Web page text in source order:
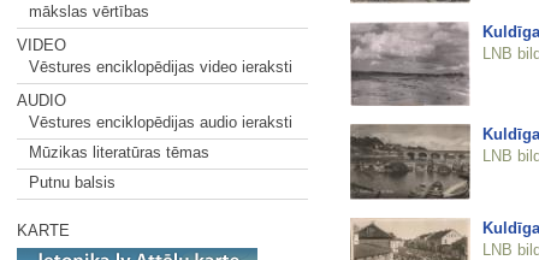
mākslas vērtības
VIDEO
Vēstures enciklopēdijas video ieraksti
AUDIO
Vēstures enciklopēdijas audio ieraksti
Mūzikas literatūras tēmas
Putnu balsis
KARTE
LNB
LNB
LNB